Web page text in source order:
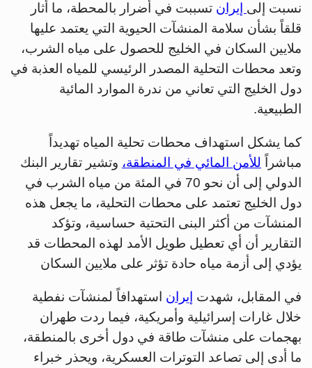
نسبت إلى إيران تسببت في أضرار بالمحطة، ما أثار
قلقاً بشأن سلامة المنشآت الحيوية التي يعتمد عليها
ملايين السكان في الخليج للحصول على مياه الشرب،
وتعد محطات التحلية المصدر الرئيسي للمياه العذبة في
دول الخليج التي تعاني من ندرة الموارد المائية
الطبيعية.
كما يشكل استهداف محطات تحلية المياه تهديداً
مباشراً للأمن المائي في المنطقة، وتشير تقارير البنك
الدولي إلى أن نحو 70 في المئة من مياه الشرب في
دول الخليج تعتمد على محطات التحلية، ما يجعل هذه
المنشآت من أكثر البنى التحتية حساسية، وتؤكد
التقارير أن أي تعطيل طويل الأمد لهذه المحطات قد
يؤدي إلى أزمة مياه حادة تؤثر على ملايين السكان
في المقابل، شهدت إيران استهدافاً لمنشآت نفطية
خلال غارات إسرائيلية وأمريكية، فيما ردت طهران
بهجمات على منشآت طاقة في دول أخرى بالمنطقة،
ما أدى إلى تصاعد التوترات العسكرية، ويحذر خبراء